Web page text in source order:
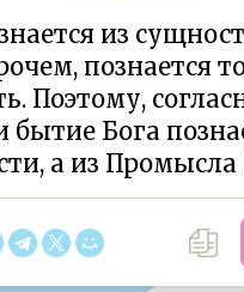
из
познается
Поэтому,
бытие Бога
а из